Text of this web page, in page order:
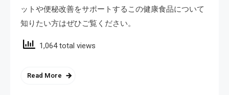
ットや便秘改善をサポートするこの健康食品について
知りたい方はぜひご覧ください。
1,064 total views
Read More